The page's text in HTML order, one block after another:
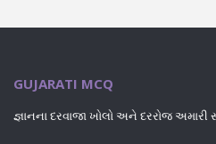
GUJARATI MCQ
જ્ઞાનના દરવાજા ખોલો અને દરરોજ